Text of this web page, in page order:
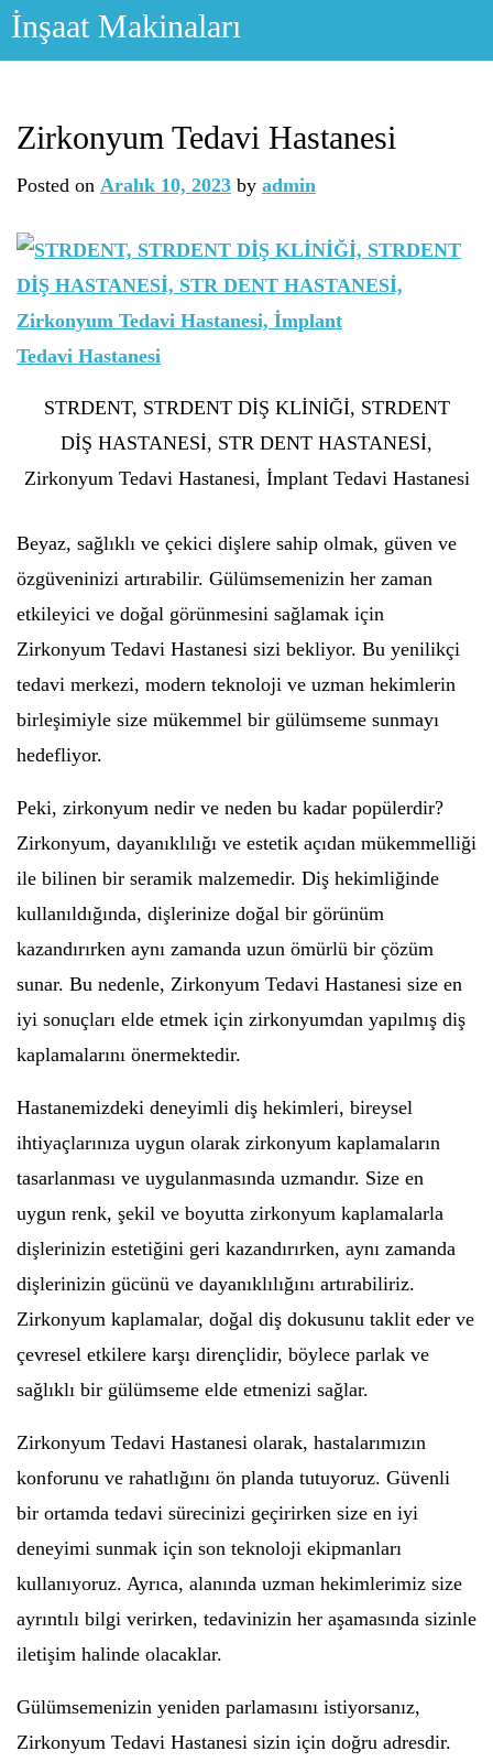
Skip
İnşaat Makinaları
Zirkonyum Tedavi Hastanesi
Posted on Aralık 10, 2023 by admin
STRDENT, STRDENT DİŞ KLİNİĞİ, STRDENT
DİŞ HASTANESİ, STR DENT HASTANESİ,
Zirkonyum Tedavi Hastanesi, İmplant Tedavi Hastanesi
Beyaz, sağlıklı ve çekici dişlere sahip olmak, güven ve
özgüveninizi artırabilir. Gülümsemenizin her zaman
etkileyici ve doğal görünmesini sağlamak için
Zirkonyum Tedavi Hastanesi sizi bekliyor. Bu yenilikçi
tedavi merkezi, modern teknoloji ve uzman hekimlerin
birleşimiyle size mükemmel bir gülümseme sunmayı
hedefliyor.
Peki, zirkonyum nedir ve neden bu kadar popülerdir?
Zirkonyum, dayanıklılığı ve estetik açıdan mükemmelliği
ile bilinen bir seramik malzemedir. Diş hekimliğinde
kullanıldığında, dişlerinize doğal bir görünüm
kazandırırken aynı zamanda uzun ömürlü bir çözüm
sunar. Bu nedenle, Zirkonyum Tedavi Hastanesi size en
iyi sonuçları elde etmek için zirkonyumdan yapılmış diş
kaplamalarını önermektedir.
Hastanemizdeki deneyimli diş hekimleri, bireysel
ihtiyaçlarınıza uygun olarak zirkonyum kaplamaların
tasarlanması ve uygulanmasında uzmandır. Size en
uygun renk, şekil ve boyutta zirkonyum kaplamalarla
dişlerinizin estetiğini geri kazandırırken, aynı zamanda
dişlerinizin gücünü ve dayanıklılığını artırabiliriz.
Zirkonyum kaplamalar, doğal diş dokusunu taklit eder ve
çevresel etkilere karşı dirençlidir, böylece parlak ve
sağlıklı bir gülümseme elde etmenizi sağlar.
Zirkonyum Tedavi Hastanesi olarak, hastalarımızın
konforunu ve rahatlığını ön planda tutuyoruz. Güvenli
bir ortamda tedavi sürecinizi geçirirken size en iyi
deneyimi sunmak için son teknoloji ekipmanları
kullanıyoruz. Ayrıca, alanında uzman hekimlerimiz size
ayrıntılı bilgi verirken, tedavinizin her aşamasında sizinle
iletişim halinde olacaklar.
Gülümsemenizin yeniden parlamasını istiyorsanız,
Zirkonyum Tedavi Hastanesi sizin için doğru adresdir.